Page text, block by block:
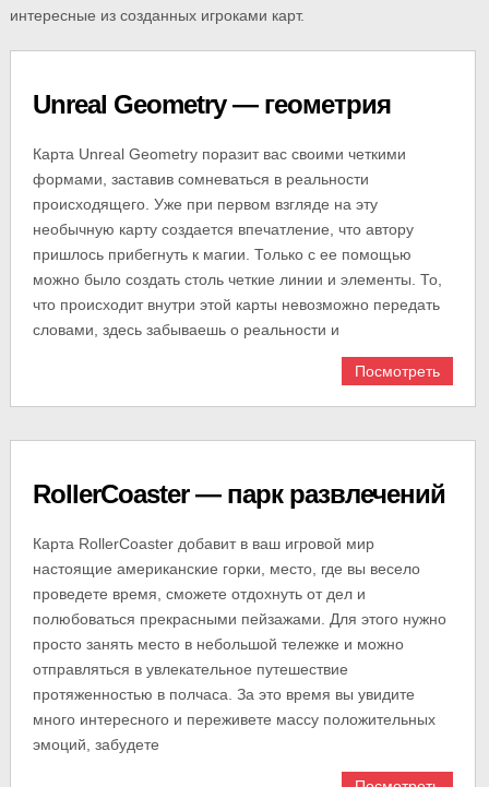
интересные из созданных игроками карт.
Unreal Geometry — геометрия
Карта Unreal Geometry поразит вас своими четкими
формами, заставив сомневаться в реальности
происходящего. Уже при первом взгляде на эту
необычную карту создается впечатление, что автору
пришлось прибегнуть к магии. Только с ее помощью
можно было создать столь четкие линии и элементы. То,
что происходит внутри этой карты невозможно передать
словами, здесь забываешь о реальности и
Посмотреть
RollerCoaster — парк развлечений
Карта RollerCoaster добавит в ваш игровой мир
настоящие американские горки, место, где вы весело
проведете время, сможете отдохнуть от дел и
полюбоваться прекрасными пейзажами. Для этого нужно
просто занять место в небольшой тележке и можно
отправляться в увлекательное путешествие
протяженностью в полчаса. За это время вы увидите
много интересного и переживете массу положительных
эмоций, забудете